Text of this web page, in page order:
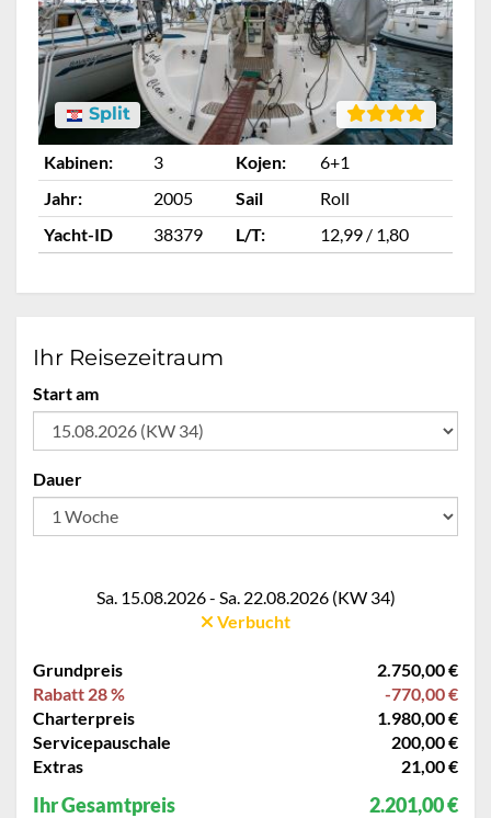
Split
Kabinen: 3 Kojen:
6+1
Jahr:
2005 Sail
Roll
Yacht-ID
38379 L/T: 12,99 / 1,80
Ihr Reisezeitraum
Start am
Dauer
Sa. 15.08.2026 - Sa. 22.08.2026 (KW 34)
Verbucht
Grundpreis
2.750,00 €
Rabatt 28 %
-770,00 €
Charterpreis
1.980,00 €
Servicepauschale
200,00 €
Extras
21,00 €
Ihr Gesamtpreis 2.201,00 €